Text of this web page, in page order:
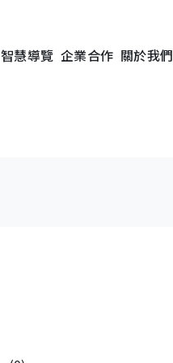
智慧導覽 企業合作 關於我們